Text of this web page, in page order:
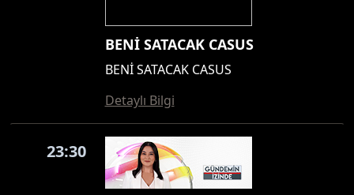
BENİ SATACAK CASUS
BENİ SATACAK CASUS
Detaylı Bilgi
23:30